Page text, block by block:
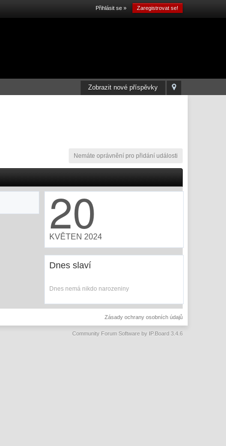
Přihlásit se » Zaregistrovat se!
Zobrazit nové příspěvky
Nemáte oprávnění pro přidání události
20
KVĚTEN 2024
Dnes slaví
Dnes nemá nikdo narozeniny
Zásady ochrany osobních údajů
Community Forum Software by IP.Board 3.4.6